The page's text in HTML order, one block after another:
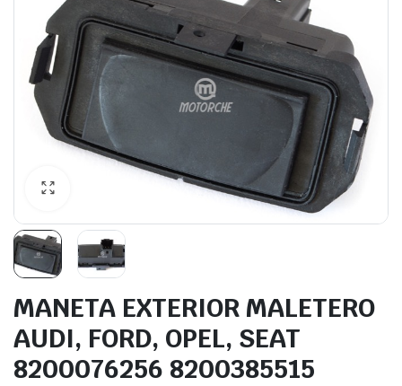
MANETA EXTERIOR MALETERO
AUDI, FORD, OPEL, SEAT
8200076256 8200385515